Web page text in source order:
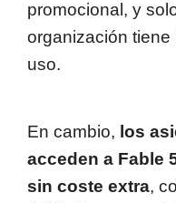
promocional, y
organización
uso.
En cambio, los
acceden a Fable
sin coste extra,